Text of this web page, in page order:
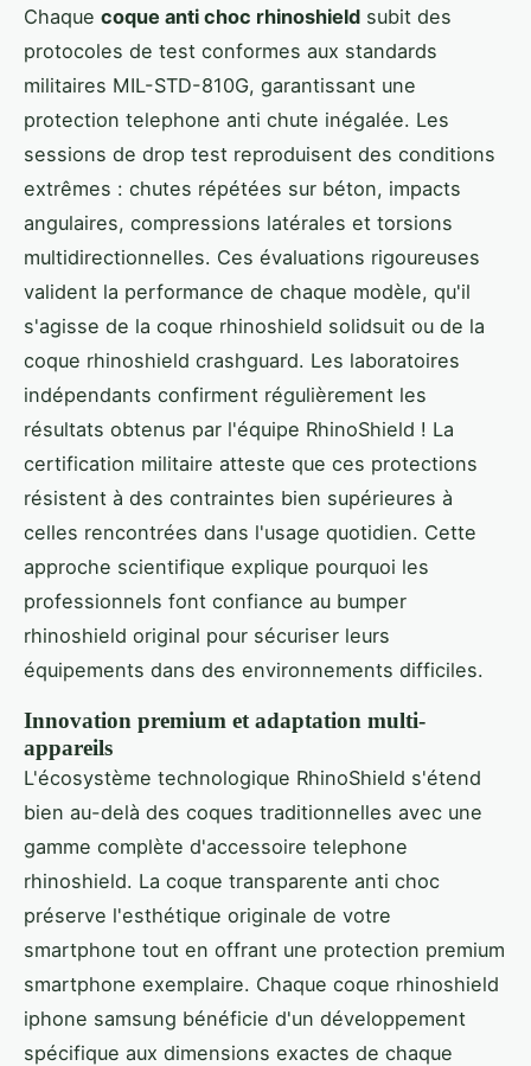
Chaque coque anti choc rhinoshield subit des
protocoles de test conformes aux standards
militaires MIL-STD-810G, garantissant une
protection telephone anti chute inégalée. Les
sessions de drop test reproduisent des conditions
extrêmes : chutes répétées sur béton, impacts
angulaires, compressions latérales et torsions
multidirectionnelles. Ces évaluations rigoureuses
valident la performance de chaque modèle, qu'il
s'agisse de la coque rhinoshield solidsuit ou de la
coque rhinoshield crashguard. Les laboratoires
indépendants confirment régulièrement les
résultats obtenus par l'équipe RhinoShield ! La
certification militaire atteste que ces protections
résistent à des contraintes bien supérieures à
celles rencontrées dans l'usage quotidien. Cette
approche scientifique explique pourquoi les
professionnels font confiance au bumper
rhinoshield original pour sécuriser leurs
équipements dans des environnements difficiles.
Innovation premium et adaptation multi-
appareils
L'écosystème technologique RhinoShield s'étend
bien au-delà des coques traditionnelles avec une
gamme complète d'accessoire telephone
rhinoshield. La coque transparente anti choc
préserve l'esthétique originale de votre
smartphone tout en offrant une protection premium
smartphone exemplaire. Chaque coque rhinoshield
iphone samsung bénéficie d'un développement
spécifique aux dimensions exactes de chaque